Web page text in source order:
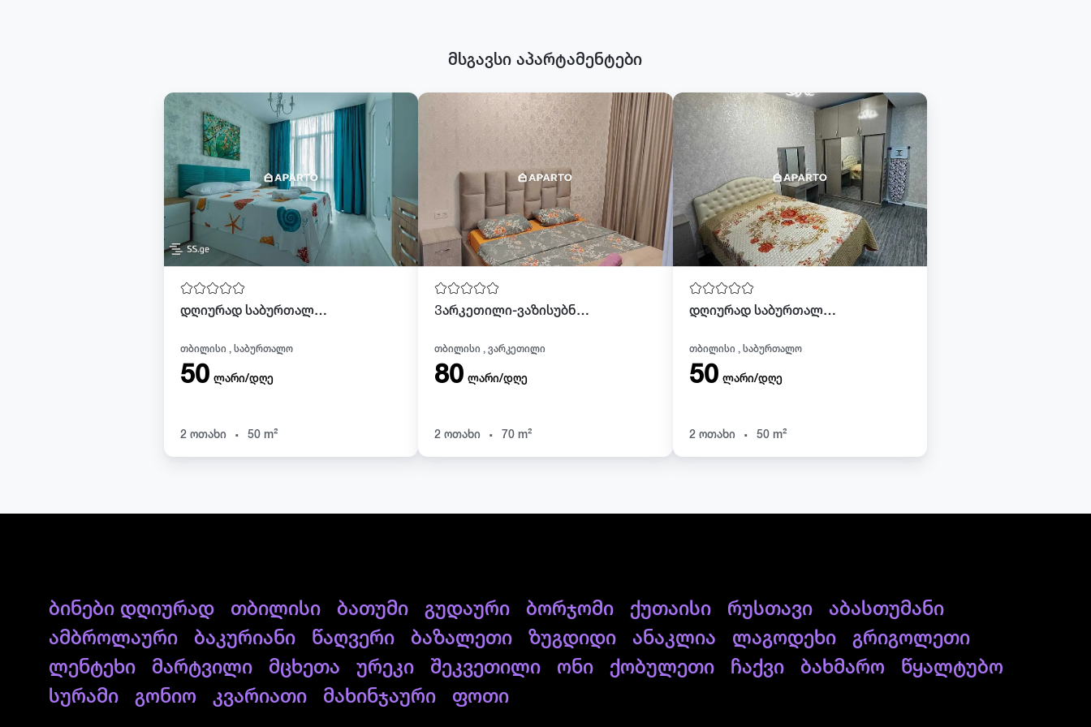
მსგავსი აპარტამენტები
დღიურად საბურთალოზე
თბილისი , საბურთალო
50 ლარი/დღე
2 ოთახი . 50 m²
Ვარკეთილი-ვაზისუბნის წრესთან
თბილისი , ვარკეთილი
80 ლარი/დღე
2 ოთახი . 70 m²
დღიურად საბურთალოზე
თბილისი , საბურთალო
50 ლარი/დღე
2 ოთახი . 50 m²
ბინები დღიურად თბილისი ბათუმი გუდაური ბორჯომი ქუთაისი რუსთავი
აბასთუმანი
ამბროლაური
ბაკურიანი წაღვერი ბაზალეთი ზუგდიდი ანაკლია ლაგოდეხი
გრიგოლეთი
ლენტეხი
მარტვილი მცხეთა ურეკი შეკვეთილი ონი ქობულეთი ჩაქვი ბახმარო
წყალტუბო
სურამი
გონიო კვარიათი მახინჯაური ფოთი